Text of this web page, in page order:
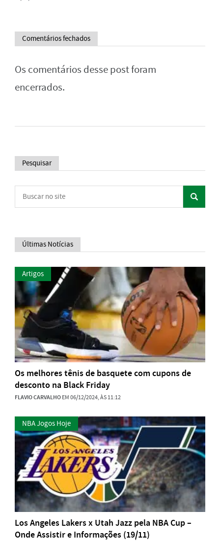
Comentários fechados
Os comentários desse post foram
encerrados.
Pesquisar
Últimas Notícias
Artigos
Os melhores tênis de basquete com cupons de
desconto na Black Friday
FLAVIO CARVALHOEM 06/12/2024, ÀS 11:12
NBA Jogos Hoje
Los Angeles Lakers x Utah Jazz pela NBA Cup –
Onde Assistir e Informações (19/11)